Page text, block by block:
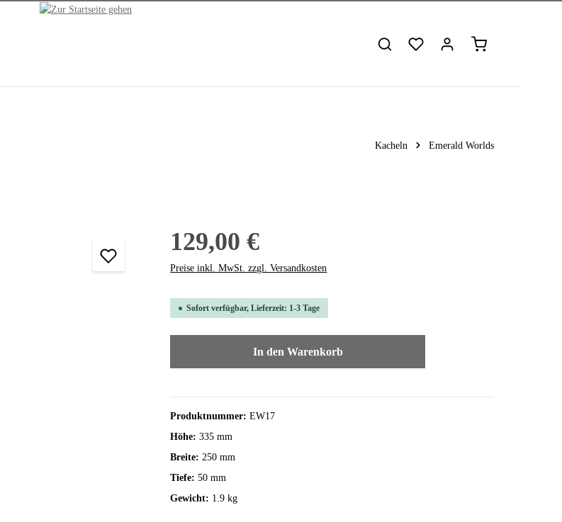
Warenkorb enthält
Kacheln Emerald Worlds
129,00 €
Preise inkl. MwSt. zzgl. Versandkosten
Sofort verfügbar, Lieferzeit: 1-3 Tage
In den Warenkorb
Produktnummer:EW17
Höhe:335 mm
Breite:250 mm
Tiefe:50 mm
Gewicht: 1.9 kg